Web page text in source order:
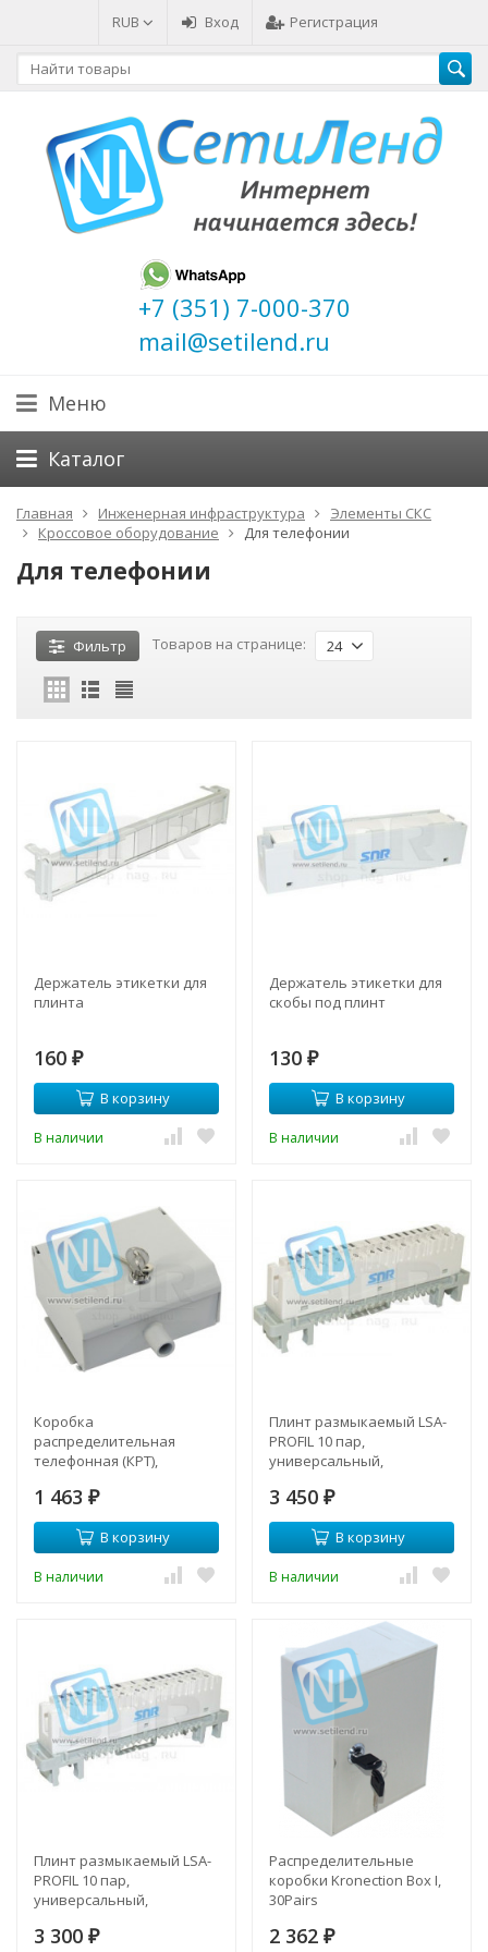
RUB Вход Регистрация
+7 (351) 7-000-370
mail@setilend.ru
Меню
Каталог
Главная Инженерная инфраструктура
Элементы СКС
Кроссовое оборудование
Для телефонии
Для телефонии
Фильтр Товаров на странице: 24
Держатель этикетки для
плинта
160 ₽
В корзину
В наличии
Держатель этикетки для
скобы под плинт
130 ₽
В корзину
В наличии
Коробка
распределительная
телефонная (КРТ),
без плинтов
1 463 ₽
В корзину
В наличии
Плинт размыкаемый LSA-
PROFIL 10 пар,
универсальный,
3 450 ₽
В корзину
В наличии
Плинт размыкаемый LSA-
PROFIL 10 пар,
универсальный,
3 300 ₽
Распределительные
коробки Kronection Box I,
30Pairs
2 362 ₽